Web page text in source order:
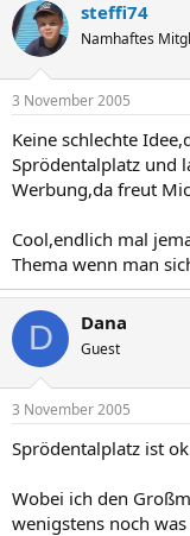
steffi74
Namhaftes
3 November 2005
Keine schlechte
Sprödentalplatz und
Werbung,da freut
Cool,endlich mal
Thema wenn man
D Dana
Guest
3 November 2005
Sprödentalplatz ist
Wobei ich den
wenigstens noch